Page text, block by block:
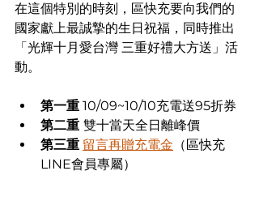
在這個特別的時刻，區快充要向我們的
國家獻上最誠摯的生日祝福，同時推出
「光輝十月愛台灣 三重好禮大方送」活
動。​
第一重 10/09~10/10充電送95折券​
第二重 雙十當天全日離峰價​
第三重 留言再贈充電金 （區快充
LINE會員專屬）​